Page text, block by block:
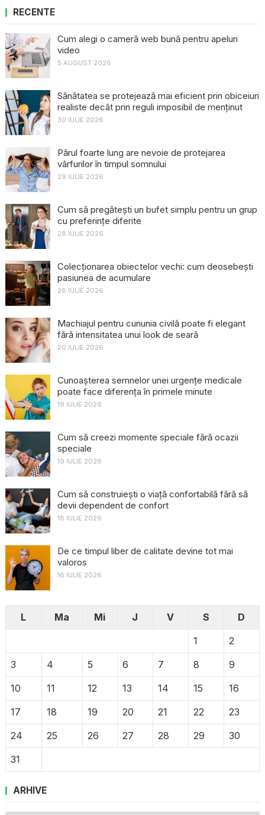
RECENTE
Cum alegi o cameră web bună pentru apeluri
video
5 AUGUST 2026
Sănătatea se protejează mai eficient prin obiceiuri
realiste decât prin reguli imposibil de menținut
30 IULIE 2026
Părul foarte lung are nevoie de protejarea
vârfurilor în timpul somnului
29 IULIE 2026
Cum să pregătești un bufet simplu pentru un grup
cu preferințe diferite
28 IULIE 2026
Colecționarea obiectelor vechi: cum deosebești
pasiunea de acumulare
28 IULIE 2026
Machiajul pentru cununia civilă poate fi elegant
fără intensitatea unui look de seară
20 IULIE 2026
Cunoașterea semnelor unei urgențe medicale
poate face diferența în primele minute
19 IULIE 2026
Cum să creezi momente speciale fără ocazii
speciale
19 IULIE 2026
Cum să construiești o viață confortabilă fără să
devii dependent de confort
18 IULIE 2026
De ce timpul liber de calitate devine tot mai
valoros
16 IULIE 2026
L Ma Mi J V S
D
1
2
3
4 5 6 7 8
9
10
11 12 13 14 15
16
17
18 19 20 21 22
23
24
25 26 27 28 29
30
31
ARHIVE